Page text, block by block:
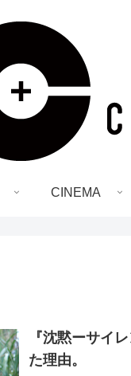
CINEMA
『沈黙ーサイ
た理由。